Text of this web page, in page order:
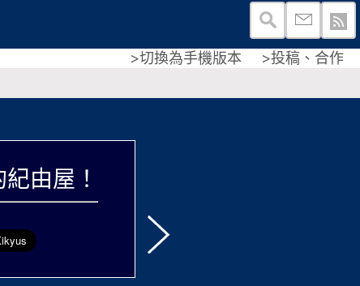
>切換為手機版本 >投稿、合作